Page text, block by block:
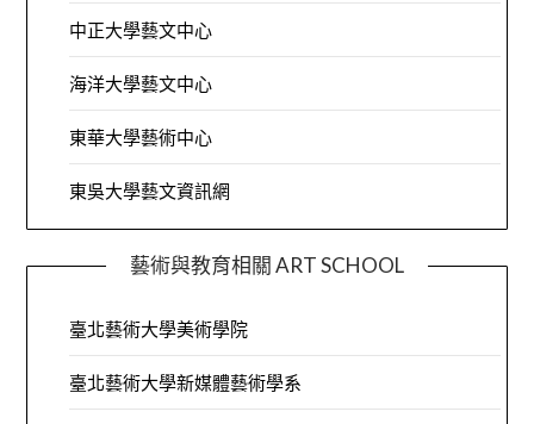
中正大學藝文中心
海洋大學藝文中心
東華大學藝術中心
東吳大學藝文資訊網
藝術與教育相關 ART SCHOOL
臺北藝術大學美術學院
臺北藝術大學新媒體藝術學系